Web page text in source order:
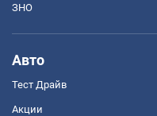
ЗНО
Авто
Тест Драйв
Акции